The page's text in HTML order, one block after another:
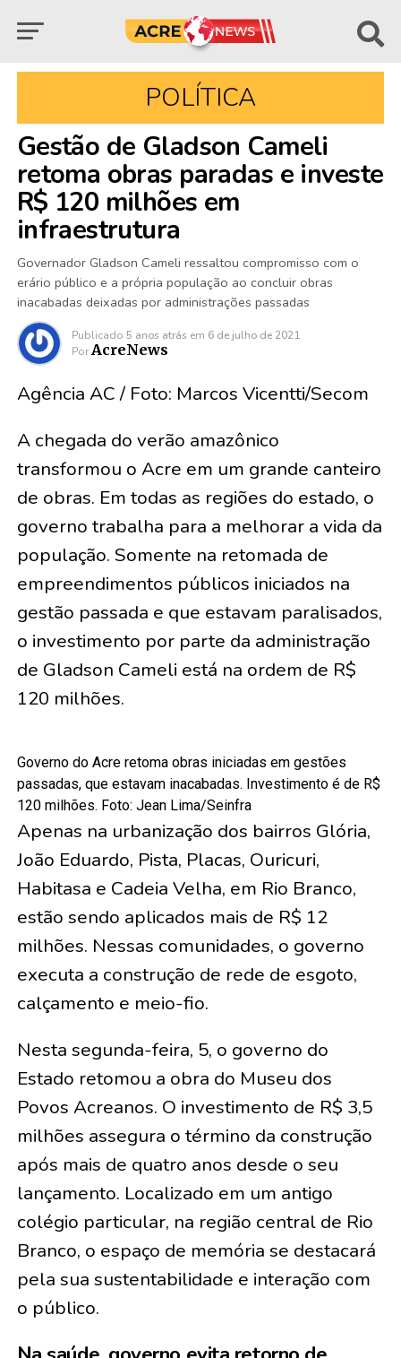
POLÍTICA
Gestão de Gladson Cameli
retoma obras paradas e investe
R$ 120 milhões em
infraestrutura
Governador Gladson Cameli ressaltou compromisso com o
erário público e a própria população ao concluir obras
inacabadas deixadas por administrações passadas
Publicado 5 anos atrás em 6 de julho de 2021
Por AcreNews
Agência AC / Foto: Marcos Vicentti/Secom
A chegada do verão amazônico
transformou o Acre em um grande canteiro
de obras. Em todas as regiões do estado, o
governo trabalha para a melhorar a vida da
população. Somente na retomada de
empreendimentos públicos iniciados na
gestão passada e que estavam paralisados,
o investimento por parte da administração
de Gladson Cameli está na ordem de R$
120 milhões.
Governo do Acre retoma obras iniciadas em gestões
passadas, que estavam inacabadas. Investimento é de R$
120 milhões. Foto: Jean Lima/Seinfra
Apenas na urbanização dos bairros Glória,
João Eduardo, Pista, Placas, Ouricuri,
Habitasa e Cadeia Velha, em Rio Branco,
estão sendo aplicados mais de R$ 12
milhões. Nessas comunidades, o governo
executa a construção de rede de esgoto,
calçamento e meio-fio.
Nesta segunda-feira, 5, o governo do
Estado retomou a obra do Museu dos
Povos Acreanos. O investimento de R$ 3,5
milhões assegura o término da construção
após mais de quatro anos desde o seu
lançamento. Localizado em um antigo
colégio particular, na região central de Rio
Branco, o espaço de memória se destacará
pela sua sustentabilidade e interação com
o público.